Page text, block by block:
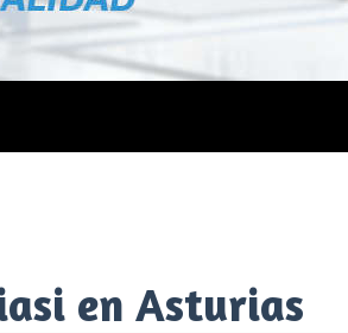
en Asturias